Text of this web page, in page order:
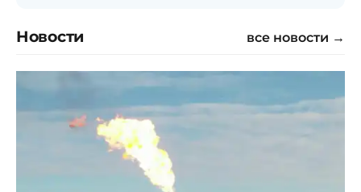
Новости все новости →